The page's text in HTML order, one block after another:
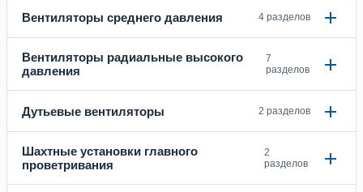
Вентиляторы среднего давления 4 разделов
Вентиляторы радиальные высокого
давления
7
разделов
Дутьевые вентиляторы 2 разделов
Шахтные установки главного
проветривания
2
разделов